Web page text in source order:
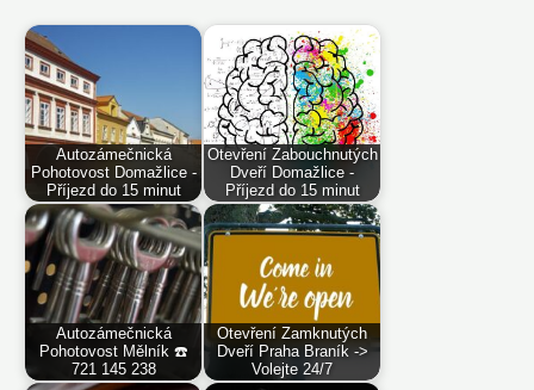
Autozámečnická
Pohotovost Domažlice -
Příjezd do 15 minut
Otevření Zabouchnutých
Dveří Domažlice -
Příjezd do 15 minut
Autozámečnická
Pohotovost Mělník ☎️
721 145 238
Otevření Zamknutých
Dveří Praha Braník ->
Volejte 24/7